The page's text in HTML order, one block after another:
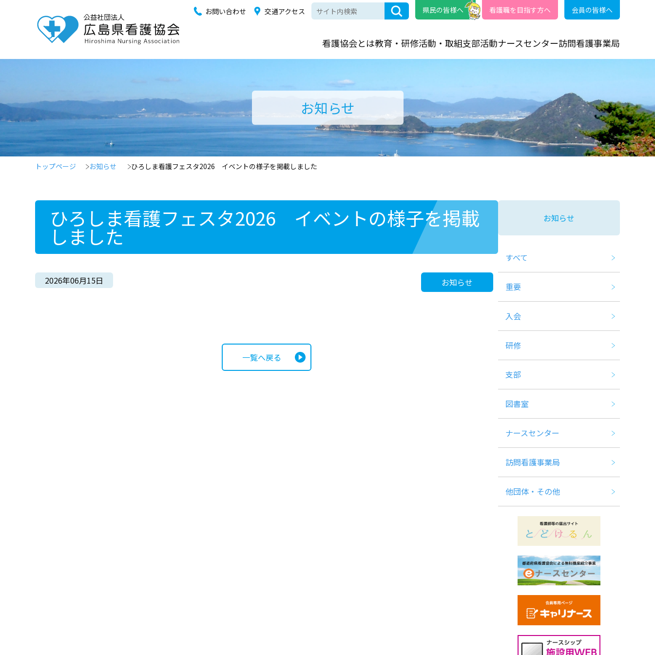
お問い合わせ 交通アクセス 県民の皆様へ 看護職を目指す方へ 会員の皆様へ
看護協会とは教育・研修活動・取組支部活動ナースセンター訪問看護事業局
お知らせ
トップページ お知らせ ひろしま看護フェスタ2026 イベントの様子を掲載しました
ひろしま看護フェスタ2026 イベントの様子を掲載
しました
2026年06月15日 お知らせ
一覧へ戻る
お知らせ
すべて
重要
入会
研修
支部
図書室
ナースセンター
訪問看護事業局
他団体・その他